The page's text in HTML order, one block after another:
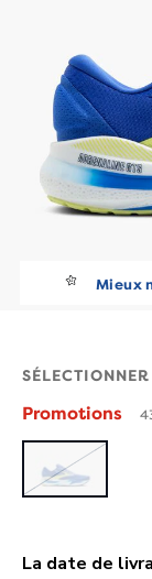
Mieux
Promotions
ÉPUISÉ